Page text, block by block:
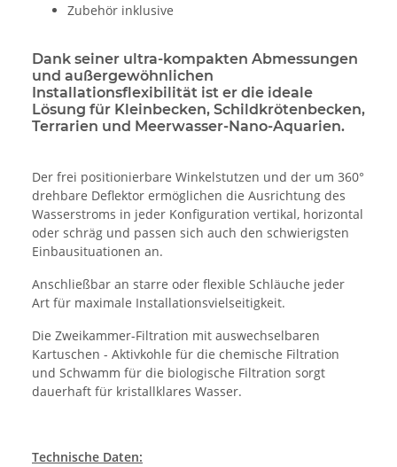
Zubehör inklusive
Dank seiner ultra-kompakten Abmessungen
und außergewöhnlichen
Installationsflexibilität ist er die ideale
Lösung für Kleinbecken, Schildkrötenbecken,
Terrarien und Meerwasser-Nano-Aquarien.
Der frei positionierbare Winkelstutzen und der um 360°
drehbare Deflektor ermöglichen die Ausrichtung des
Wasserstroms in jeder Konfiguration vertikal, horizontal
oder schräg und passen sich auch den schwierigsten
Einbausituationen an.
Anschließbar an starre oder flexible Schläuche jeder
Art für maximale Installationsvielseitigkeit.
Die Zweikammer-Filtration mit auswechselbaren
Kartuschen - Aktivkohle für die chemische Filtration
und Schwamm für die biologische Filtration sorgt
dauerhaft für kristallklares Wasser.
Technische Daten: